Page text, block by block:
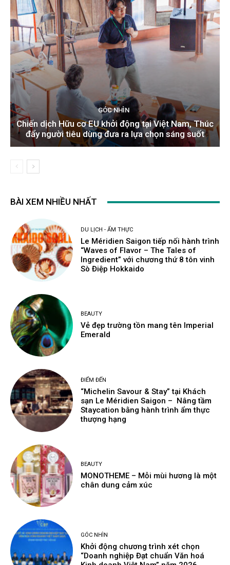
GÓC NHÌN
Chiến dịch Hữu cơ EU khởi động tại Việt Nam, Thúc
đẩy người tiêu dùng đưa ra lựa chọn sáng suốt
BÀI XEM NHIỀU NHẤT
DU LỊCH - ẨM THỰC
Le Méridien Saigon tiếp nối hành trình
“Waves of Flavor – The Tales of
Ingredient” với chương thứ 8 tôn vinh
Sò Điệp Hokkaido
BEAUTY
Vẻ đẹp trường tồn mang tên Imperial
Emerald
ĐIỂM ĐẾN
“Michelin Savour & Stay” tại Khách
sạn Le Méridien Saigon – Nâng tầm
Staycation bằng hành trình ẩm thực
thượng hạng
BEAUTY
MONOTHEME – Mỗi mùi hương là một
chân dung cảm xúc
GÓC NHÌN
Khởi động chương trình xét chọn
“Doanh nghiệp Đạt chuẩn Văn hoá